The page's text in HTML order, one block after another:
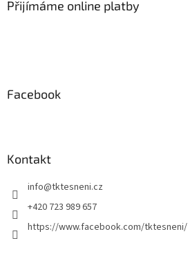
Přijímáme online platby
Facebook
Kontakt
info@tktesneni.cz
+420 723 989 657
https://www.facebook.com/tktesneni/